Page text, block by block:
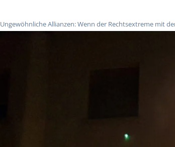
Ungewöhnliche Allianzen: Wenn der Rechtsextreme mit